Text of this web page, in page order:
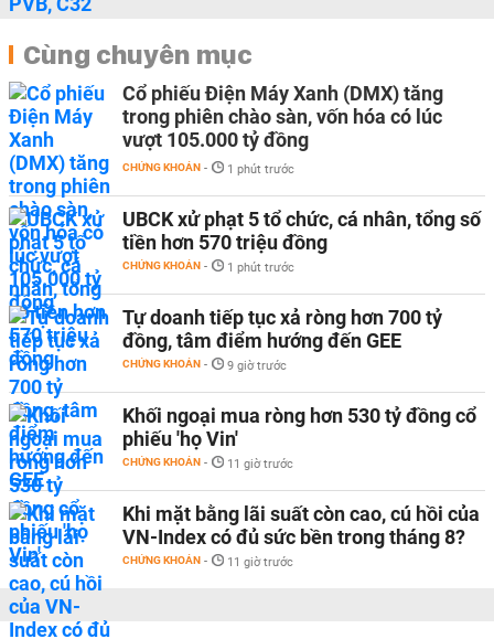
Cùng chuyên mục
Cổ phiếu Điện Máy Xanh (DMX) tăng
trong phiên chào sàn, vốn hóa có lúc
vượt 105.000 tỷ đồng
CHỨNG KHOÁN - 1 phút trước
UBCK xử phạt 5 tổ chức, cá nhân, tổng số
tiền hơn 570 triệu đồng
CHỨNG KHOÁN - 1 phút trước
Tự doanh tiếp tục xả ròng hơn 700 tỷ
đồng, tâm điểm hướng đến GEE
CHỨNG KHOÁN - 9 giờ trước
Khối ngoại mua ròng hơn 530 tỷ đồng cổ
phiếu 'họ Vin'
CHỨNG KHOÁN - 11 giờ trước
Khi mặt bằng lãi suất còn cao, cú hồi của
VN-Index có đủ sức bền trong tháng 8?
CHỨNG KHOÁN - 11 giờ trước